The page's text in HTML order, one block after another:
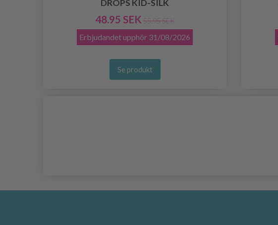
DROPS KID-SILK
48.95 SEK 55.95 SEK
Erbjudandet upphör 31/08/2026
Se produkt